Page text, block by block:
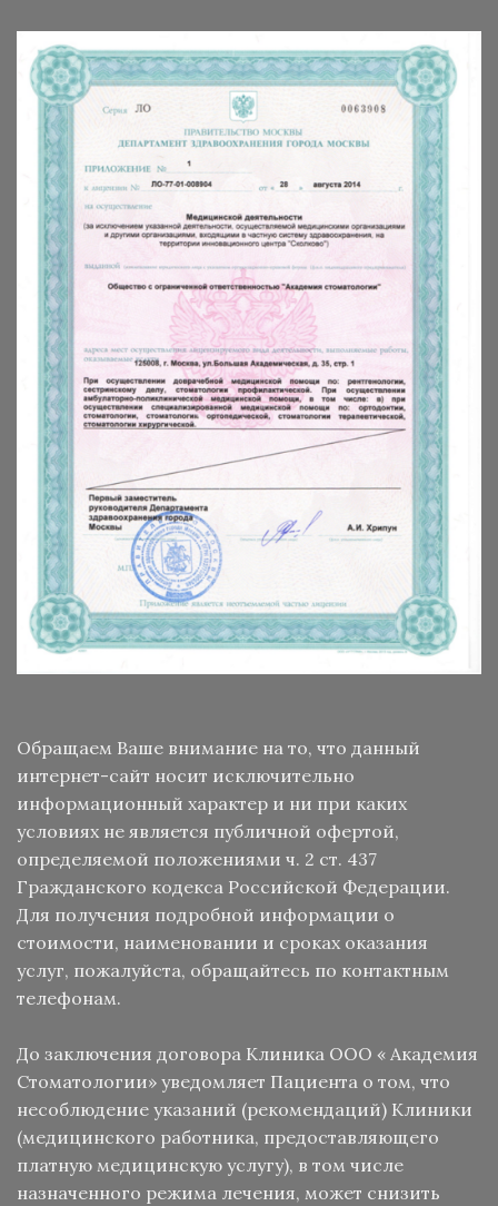
Обращаем Ваше внимание на то, что данный
интернет-сайт носит исключительно
информационный характер и ни при каких
условиях не является публичной офертой,
определяемой положениями ч. 2 ст. 437
Гражданского кодекса Российской Федерации.
Для получения подробной информации о
стоимости, наименовании и сроках оказания
услуг, пожалуйста, обращайтесь по контактным
телефонам.
До заключения договора Клиника ООО « Академия
Стоматологии» уведомляет Пациента о том, что
несоблюдение указаний (рекомендаций) Клиники
(медицинского работника, предоставляющего
платную медицинскую услугу), в том числе
назначенного режима лечения, может снизить